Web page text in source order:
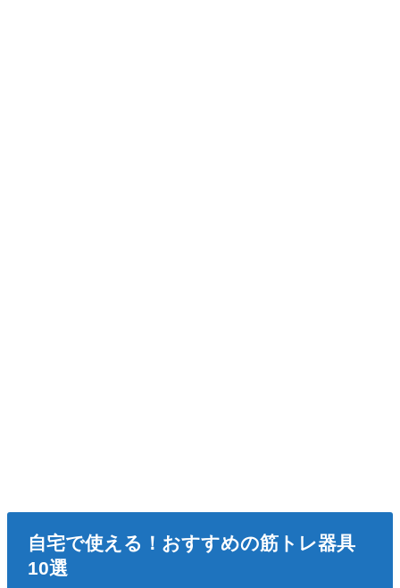
自宅で使える！おすすめの筋トレ器具
10選